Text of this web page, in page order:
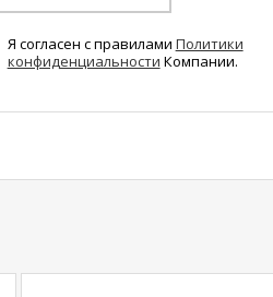
Я согласен c правилами Политики
конфиденциальности Компании.